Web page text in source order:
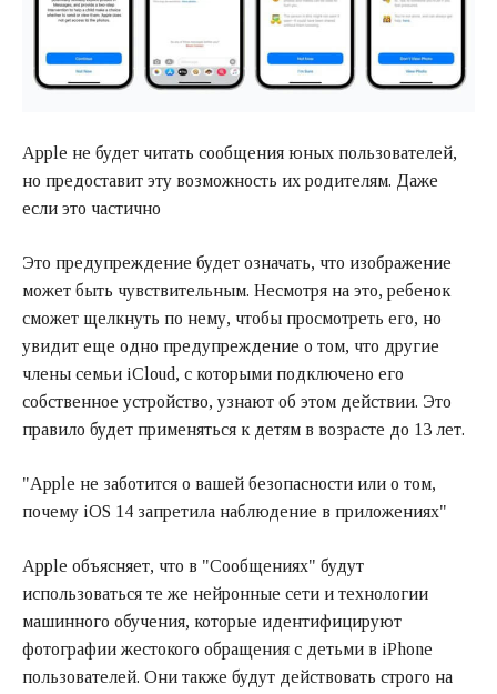
Apple не будет читать сообщения юных пользователей,
но предоставит эту возможность их родителям. Даже
если это частично
Это предупреждение будет означать, что изображение
может быть чувствительным. Несмотря на это, ребенок
сможет щелкнуть по нему, чтобы просмотреть его, но
увидит еще одно предупреждение о том, что другие
члены семьи iCloud, с которыми подключено его
собственное устройство, узнают об этом действии. Это
правило будет применяться к детям в возрасте до 13 лет.
"Apple не заботится о вашей безопасности или о том,
почему iOS 14 запретила наблюдение в приложениях"
Apple объясняет, что в "Сообщениях" будут
использоваться те же нейронные сети и технологии
машинного обучения, которые идентифицируют
фотографии жестокого обращения с детьми в iPhone
пользователей. Они также будут действовать строго на